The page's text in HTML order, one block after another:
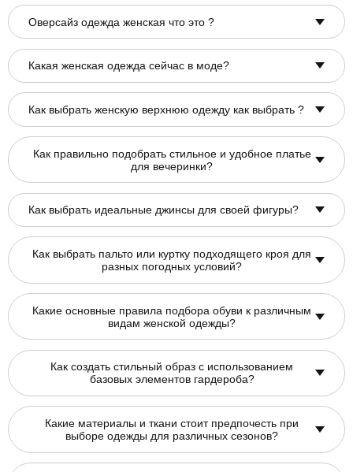
Оверсайз одежда женская что это ?
Какая женская одежда сейчас в моде?
Как выбрать женскую верхнюю одежду как выбрать ?
Как правильно подобрать стильное и удобное платье
для вечеринки?
Как выбрать идеальные джинсы для своей фигуры?
Как выбрать пальто или куртку подходящего кроя для
разных погодных условий?
Какие основные правила подбора обуви к различным
видам женской одежды?
Как создать стильный образ с использованием
базовых элементов гардероба?
Какие материалы и ткани стоит предпочесть при
выборе одежды для различных сезонов?